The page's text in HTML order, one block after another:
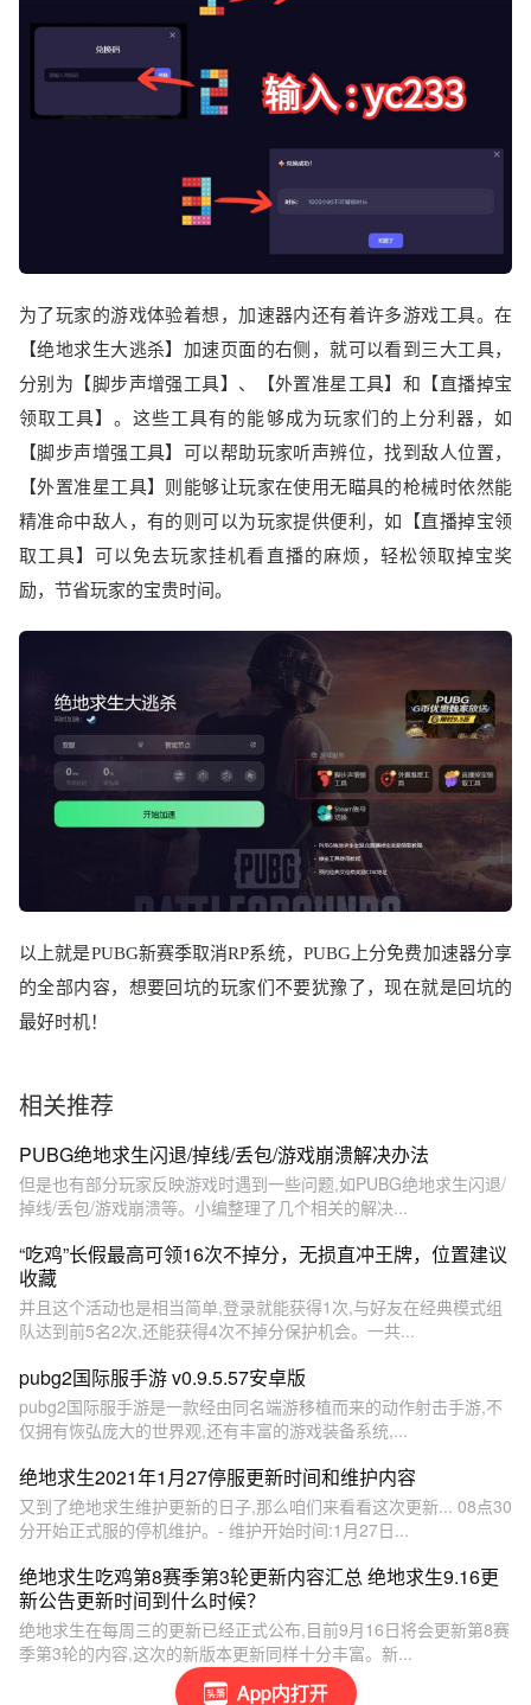
App内打开
为了玩家的游戏体验着想，加速器内还有着许多游戏工具。在
【绝地求生大逃杀】加速页面的右侧，就可以看到三大工具，
分别为【脚步声增强工具】、【外置准星工具】和【直播掉宝
领取工具】。这些工具有的能够成为玩家们的上分利器，如
【脚步声增强工具】可以帮助玩家听声辨位，找到敌人位置，
【外置准星工具】则能够让玩家在使用无瞄具的枪械时依然能
精准命中敌人，有的则可以为玩家提供便利，如【直播掉宝领
取工具】可以免去玩家挂机看直播的麻烦，轻松领取掉宝奖
励，节省玩家的宝贵时间。
以上就是PUBG新赛季取消RP系统， PUBG上分免费加速器分享
的全部内容，想要回坑的玩家们不要犹豫了，现在就是回坑的
最好时机！
相关推荐
PUBG绝地求生闪退/掉线/丢包/游戏崩溃解决办法
但是也有部分玩家反映游戏时遇到一些问题,如PUBG绝地求生闪退/
掉线/丢包/游戏崩溃等。小编整理了几个相关的解决...
“吃鸡”长假最高可领16次不掉分，无损直冲王牌，位置建议
收藏
并且这个活动也是相当简单,登录就能获得1次,与好友在经典模式组
队达到前5名2次,还能获得4次不掉分保护机会。一共...
pubg2国际服手游 v0.9.5.57安卓版
pubg2国际服手游是一款经由同名端游移植而来的动作射击手游,不
仅拥有恢弘庞大的世界观,还有丰富的游戏装备系统,...
绝地求生2021年1月27停服更新时间和维护内容
又到了绝地求生维护更新的日子,那么咱们来看看这次更新... 08点30
分开始正式服的停机维护。- 维护开始时间:1月27日...
绝地求生吃鸡第8赛季第3轮更新内容汇总 绝地求生9.16更
新公告更新时间到什么时候？
绝地求生在每周三的更新已经正式公布,目前9月16日将会更新第8赛
季第3轮的内容,这次的新版本更新同样十分丰富。新...